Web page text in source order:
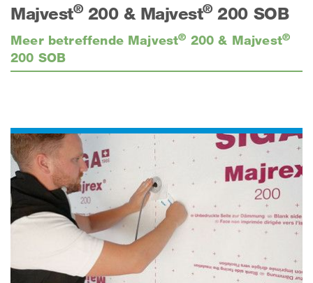
Majvest®200 & Majvest®200 SOB
Meer betreffende Majvest® 200 & Majvest®
200 SOB